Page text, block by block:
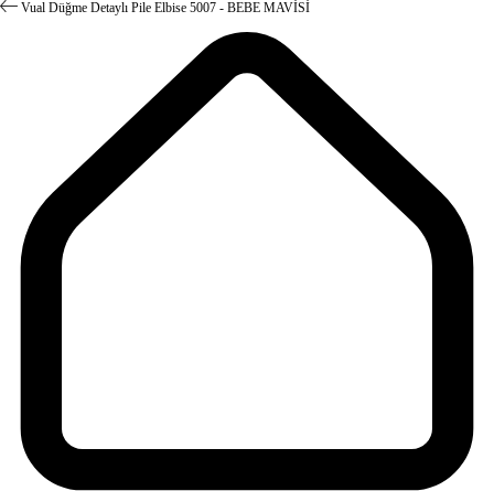
Vual Düğme Detaylı Pile Elbise 5007 - BEBE MAVİSİ